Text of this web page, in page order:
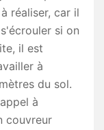
réaliser, car il
si on
il est
à
du sol.
à
couvreur